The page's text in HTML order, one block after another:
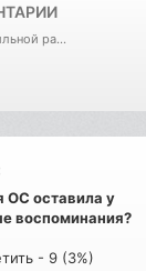
ра...
ОС оставила у
воспоминания?
- 9 (3%)